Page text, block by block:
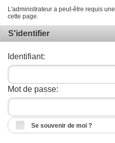
L'administrateur a peut-être requis une
cette page.
S'identifier
Identifiant:
Mot de passe:
Se souvenir de moi ?